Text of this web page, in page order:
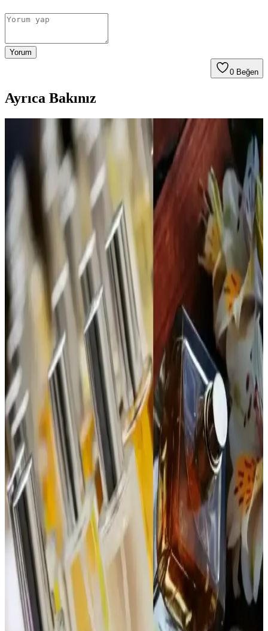
Yorum
0 Beğen
Ayrıca Bakınız
Calvin Klein Contradiction Edp 100 Ml Kadın
Parfümü: Modern ve Kalıcı Çiçeksi Odunsu Koku
Calvin Klein'in Contradiction Edp 100 Ml kadın parfümü, ferah ve
odunsu notalarıyla gün boyu kalıcı, çok yönlü ve şık bir koku sunar,
günlük ve özel kullanımlar için ideal bir tercihtir.
ATTAR ESANS Zümrüt Esansı Doğal Hafif Parfüm
Roll-on 3ml Türkiye Menşei
ATTAR ESANS Zümrüt Esansı, doğal içerikli, hafif ve ferahlatıcı
roll-on parfüm, taşınabilir ve kullanımı kolay, uzun ömürlü, Türkiye
menşei, hassas ciltlere uygun, günlük kullanım için ideal.
Bargello 384 Kadın Parfüm: Aromatik ve Ferah
Koku ile Günlük Şıklık
Bargello 384 Kadın Parfüm, 50 ml'lik şişesiyle uzun süre kalıcılık
sağlayan, ferah ve hafif aromatik yapısıyla günlük kullanım için
ideal bir seçenektir.
Jean Paul Gaultier La Belle Paradise Garden
Parfümü: Koku Profili ve Kullanıcı Yorumları
Jean Paul Gaultier La Belle Paradise Garden parfümü, tropikal ve
tatlı başlangıcıyla dikkat çekiyor. Vanilya ve muz notalarıyla sıcak
ve kremamsı bir karakter sunuyor. Şişe tasarımı da estetik değer
taşıyor.
1990'lar ve 2000'lerin Başındaki Katia Parfümü:
Hafif ve Tatlı Kokuya Sahip Unutulmuş Tasarım
1990'lar ve 2000'lerin başında popüler olan Katia parfümü, mat
beyaz şişesi ve yengeç pençesine benzeyen kapağıyla hafif ve tatlı
kokusuyla nostalji arayanların ilgisini çekiyor.
Dior Poison Parfüm Reformülasyonları ve
Yaşlanmanın Koku Üzerindeki Etkileri
Dior Poison parfümünde reformülasyonlar, yasal düzenlemeler ve
içerik temini nedeniyle koku değişikliklerine yol açar. EDT ve EDP
versiyonları, yaşlanma ve bölgesel farklılıklar da kokuyu etkiler.